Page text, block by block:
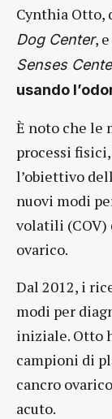
Cynthia
Dog Center,
Senses
usando
È noto che le
processi
l’obiettivo
nuovi modi
volatili (COV)
ovarico.
Dal 2012, i
modi per
iniziale. Otto
campioni di
cancro
acuto.